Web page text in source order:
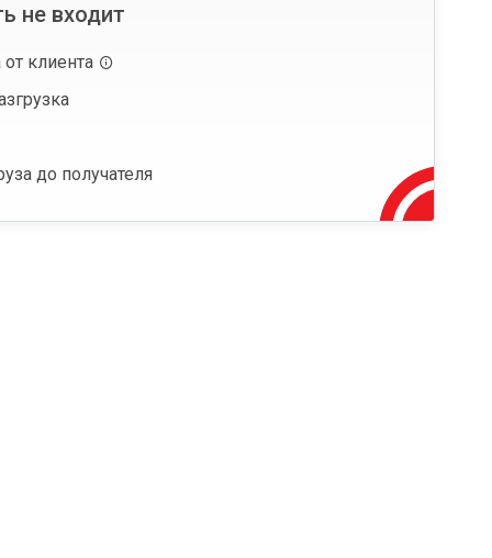
не входит
от клиента
до получателя